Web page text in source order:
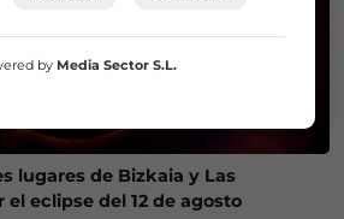
lugares de Bizkaia y Las
eclipse del 12 de agosto
by Media Sector S.L.